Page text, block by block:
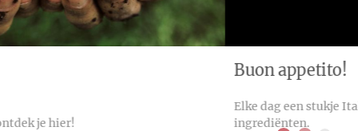
Elke dag een stukje Italië op tafel: eerlijke, pure
ingrediënten.